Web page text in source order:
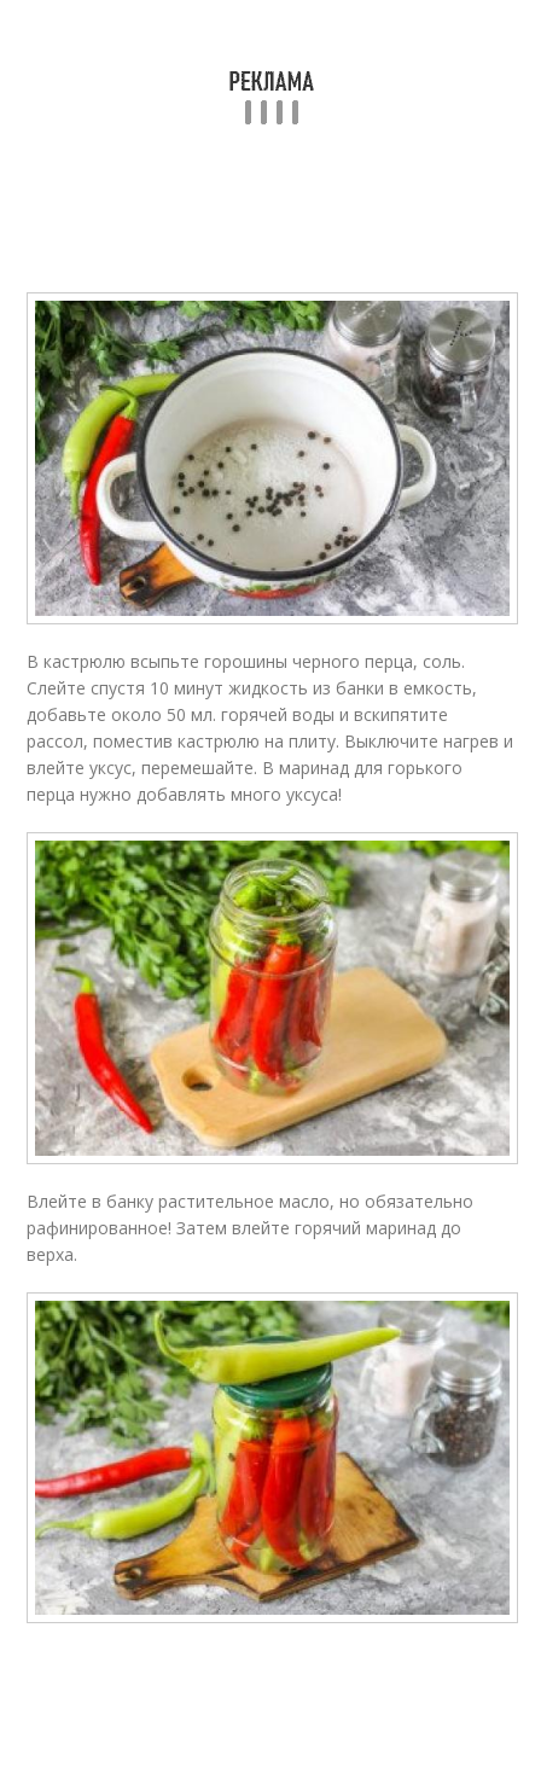
В кастрюлю всыпьте горошины черного перца, соль.
Слейте спустя 10 минут жидкость из банки в емкость,
добавьте около 50 мл. горячей воды и вскипятите
рассол, поместив кастрюлю на плиту. Выключите нагрев и
влейте уксус, перемешайте. В маринад для горького
перца нужно добавлять много уксуса!
Влейте в банку растительное масло, но обязательно
рафинированное! Затем влейте горячий маринад до
верха.